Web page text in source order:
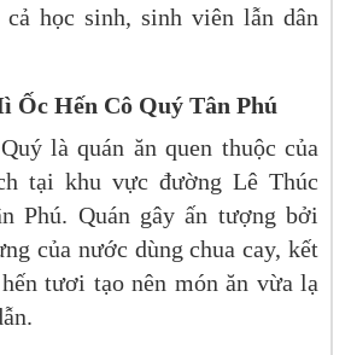
học sinh, sinh viên lẫn dân
Ốc Hến Cô Quý Tân Phú
là quán ăn quen thuộc của
tại khu vực đường Lê Thúc
Phú. Quán gây ấn tượng bởi
của nước dùng chua cay, kết
tươi tạo nên món ăn vừa lạ